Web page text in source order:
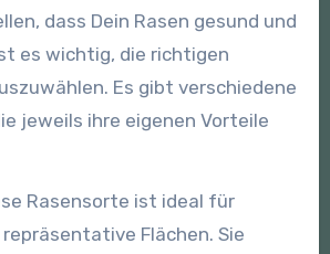
dass Dein Rasen gesund und
es wichtig, die richtigen
Es gibt verschiedene
jeweils ihre eigenen Vorteile
Rasensorte ist ideal für
Flächen. Sie